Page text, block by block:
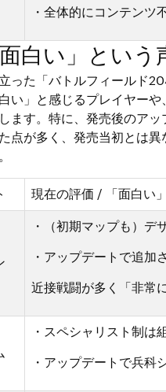
・全体的にコンテンツ
白い」という
った「バトルフィールド
い」と感じるプレイヤーや
ます。特に、発売後のアッ
点が多く、発売当初とは異
現在の評価 / 「面白い
・（初期マップも）デ
・アップデートで追加
近接戦闘が多く「非常
・スペシャリスト制は
・アップデートで兵科